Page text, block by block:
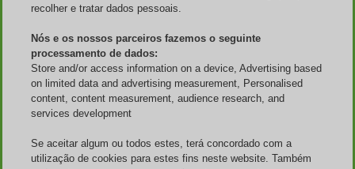
Publicidade
Discoup Rewards
Contatos
Perguntas Frequentes
Termos e Condições
Aviso legal
Equipe Discoup
Últimas notícias
recolher e tratar dados pessoais.
Nós e os nossos parceiros fazemos o seguinte
processamento de dados:
Store and/or access information on a device, Advertising based
on limited data and advertising measurement, Personalised
content, content measurement, audience research, and
services development
Se aceitar algum ou todos estes, terá concordado com a
utilização de cookies para estes fins neste website. Também